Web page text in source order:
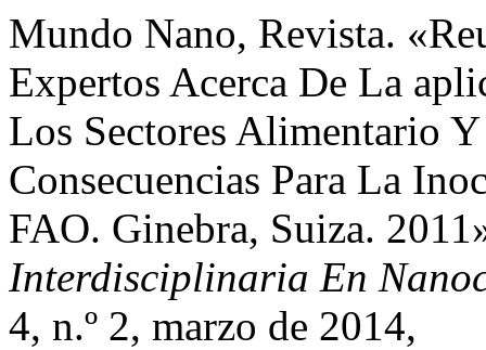
Mundo Nano, Revista.
Expertos Acerca De La
Los Sectores Alimentario
Consecuencias Para La
FAO. Ginebra, Suiza.
Interdisciplinaria En
4, n.º 2, marzo de 2014,